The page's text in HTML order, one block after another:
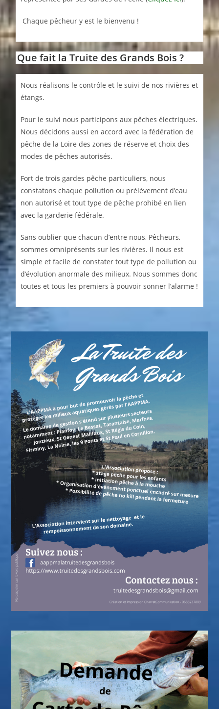
Chaque pêcheur y est le bienvenu !
Que fait la Truite des Grands Bois ?
Nous réalisons le contrôle et le suivi de nos rivières et
étangs.
Pour le suivi nous participons aux pêches électriques.
Nous décidons aussi en accord avec la fédération de
pêche de la Loire des zones de réserve et choix des
modes de pêches autorisés.
Fort de trois gardes pêche particuliers, nous
constatons chaque pollution ou prélèvement d’eau
non autorisé et tout type de pêche prohibé en lien
avec la garderie fédérale.
Sans oublier que chacun d’entre nous, Pêcheurs,
sommes omniprésents sur les rivières. Il nous est
simple et facile de constater tout type de pollution ou
d’évolution anormale des milieux. Nous sommes donc
toutes et tous les premiers à pouvoir sonner l’alarme !